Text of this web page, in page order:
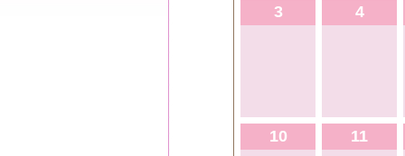
3 4
10 11